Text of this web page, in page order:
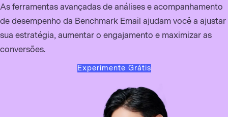
As ferramentas avançadas de análises e acompanhamento
de desempenho da Benchmark Email ajudam você a ajustar
sua estratégia, aumentar o engajamento e maximizar as
conversões.
Experimente Grátis